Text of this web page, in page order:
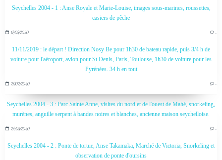
Seychelles 2004 - 1 : Anse Royale et Marie-Louise, images sous-marines, roussettes,
casiers de pêche
17/05/2020 …
11/11/2019 : le départ ! Direction Nosy Be pour 1h30 de bateau rapide, puis 3/4 h de
voiture pour l'aéroport, avion pour St Denis, Paris, Toulouse, 1h30 de voiture pour les
Pyrénées. 34 h en tout
27/02/2020 …
Seychelles 2004 - 3 : Parc Sainte Anne, visites du nord et de l'ouest de Mahé, snorkeling,
murènes, anguille serpent à bandes noires et blanches, ancienne maison seychelloise.
24/05/2020 …
Seychelles 2004 - 2 : Ponte de tortue, Anse Takamaka, Marché de Victoria, Snorkeling et
observation de ponte d'oursins